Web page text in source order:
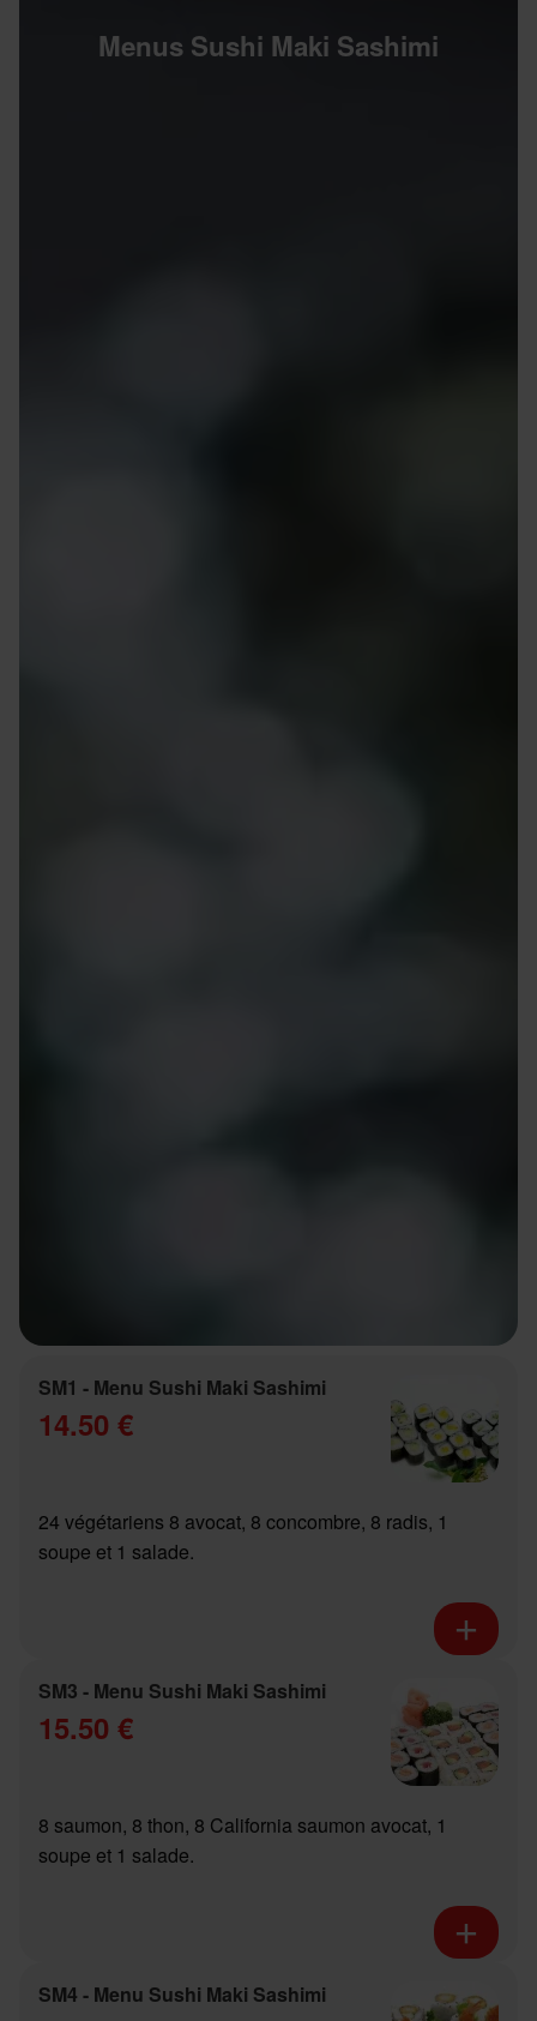
Menus Sushi Maki Sashimi
SM1 - Menu Sushi Maki Sashimi
14.50 €
24 végétariens 8 avocat, 8 concombre, 8 radis, 1
soupe et 1 salade.
SM3 - Menu Sushi Maki Sashimi
15.50 €
8 saumon, 8 thon, 8 California saumon avocat, 1
soupe et 1 salade.
SM4 - Menu Sushi Maki Sashimi